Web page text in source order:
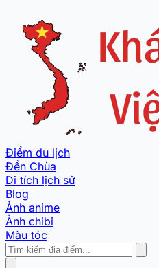
Điểm du lịch
Đền Chùa
Di tích lịch sử
Blog
Ảnh anime
Ảnh chibi
Màu tóc